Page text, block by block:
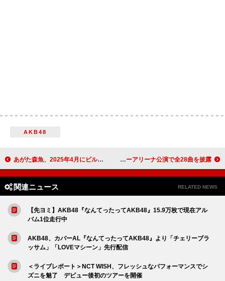
AKB48
あがた森魚、2025年4月にビルボードライブ公演決定 ゲストに盟友・鈴木慶一 超ときめき宣伝部、初のさいたまスーパーアリーナ公演で全28曲を披露
関連ニュース RELATED NEWS
【先ヨミ】AKB48『なんてったってAKB48』15.9万枚で現在アル
バム1位走行中
AKB48、カバーAL『なんてったってAKB48』より「チェリーブラ
ッサム」「LOVEマシーン」先行配信
＜ライブレポート＞NCT WISH、フレッシュなパフォーマンスでシ
ズニを魅了 デビュー後初のツアーを開催